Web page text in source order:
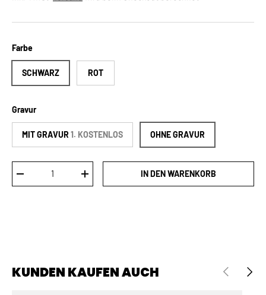
Farbe
SCHWARZ ROT
Gravur
MIT GRAVUR 1. KOSTENLOS OHNE GRAVUR
MENGE VERRINGERNMENGE ERHÖHENIN DEN WARENKORB
KUNDEN KAUFEN AUCH VORHERIGE